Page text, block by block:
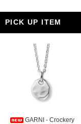
PICK UP ITEM
GARNI - Crockery